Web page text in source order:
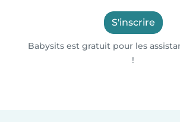
S'inscrire
Babysits est gratuit pour les
!